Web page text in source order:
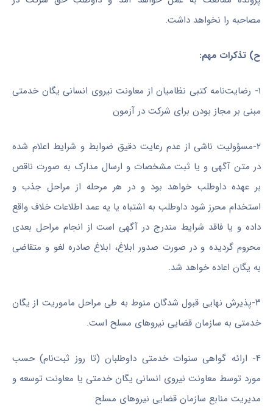
مصاحبه را نخواهد داشت.
ح) تذکرات مهم:
۱- رضایت‌نامه کتبی نظامیان از معاونت نیروی انسانی یگان خدمتی
مبنی بر مجاز بودن برای شرکت در آزمون
۲-مسؤولیت ناشی از عدم رعایت دقیق ضوابط و شرایط اعلام شده
در متن آگهی و یا ثبت مشخصات و ارسال مدارک به صورت ناقص
بر عهده داوطلب خواهد بود و در هر مرحله از مراحل جذب و
استخدام محرز شود داوطلب به اشتباه یا یه عمد اطلاعات خلاف واقع
داده و یا فاقد شرایط مندرج در آگهی است از انجام مراحل بعدی
محروم گردیده و در صورت صدور ابلاغ، ابلاغ صادره لغو و متقاضی
به یگان اعاده خواهد شد.
۳-پذیرش نهایی قبول شدگان منوط به طی مراحل ماموریت از یگان
خدمتی به سازمان قضایی نیروهای مسلح است.
۴- ارائه گواهی سنوات خدمتی داوطلبان (تا روز ثبت‌نام) حسب
مورد توسط معاونت نیروی انسانی یگان خدمتی یا معاونت توسعه و
مدیریت منابع سازمان قضایی نیروهای مسلح